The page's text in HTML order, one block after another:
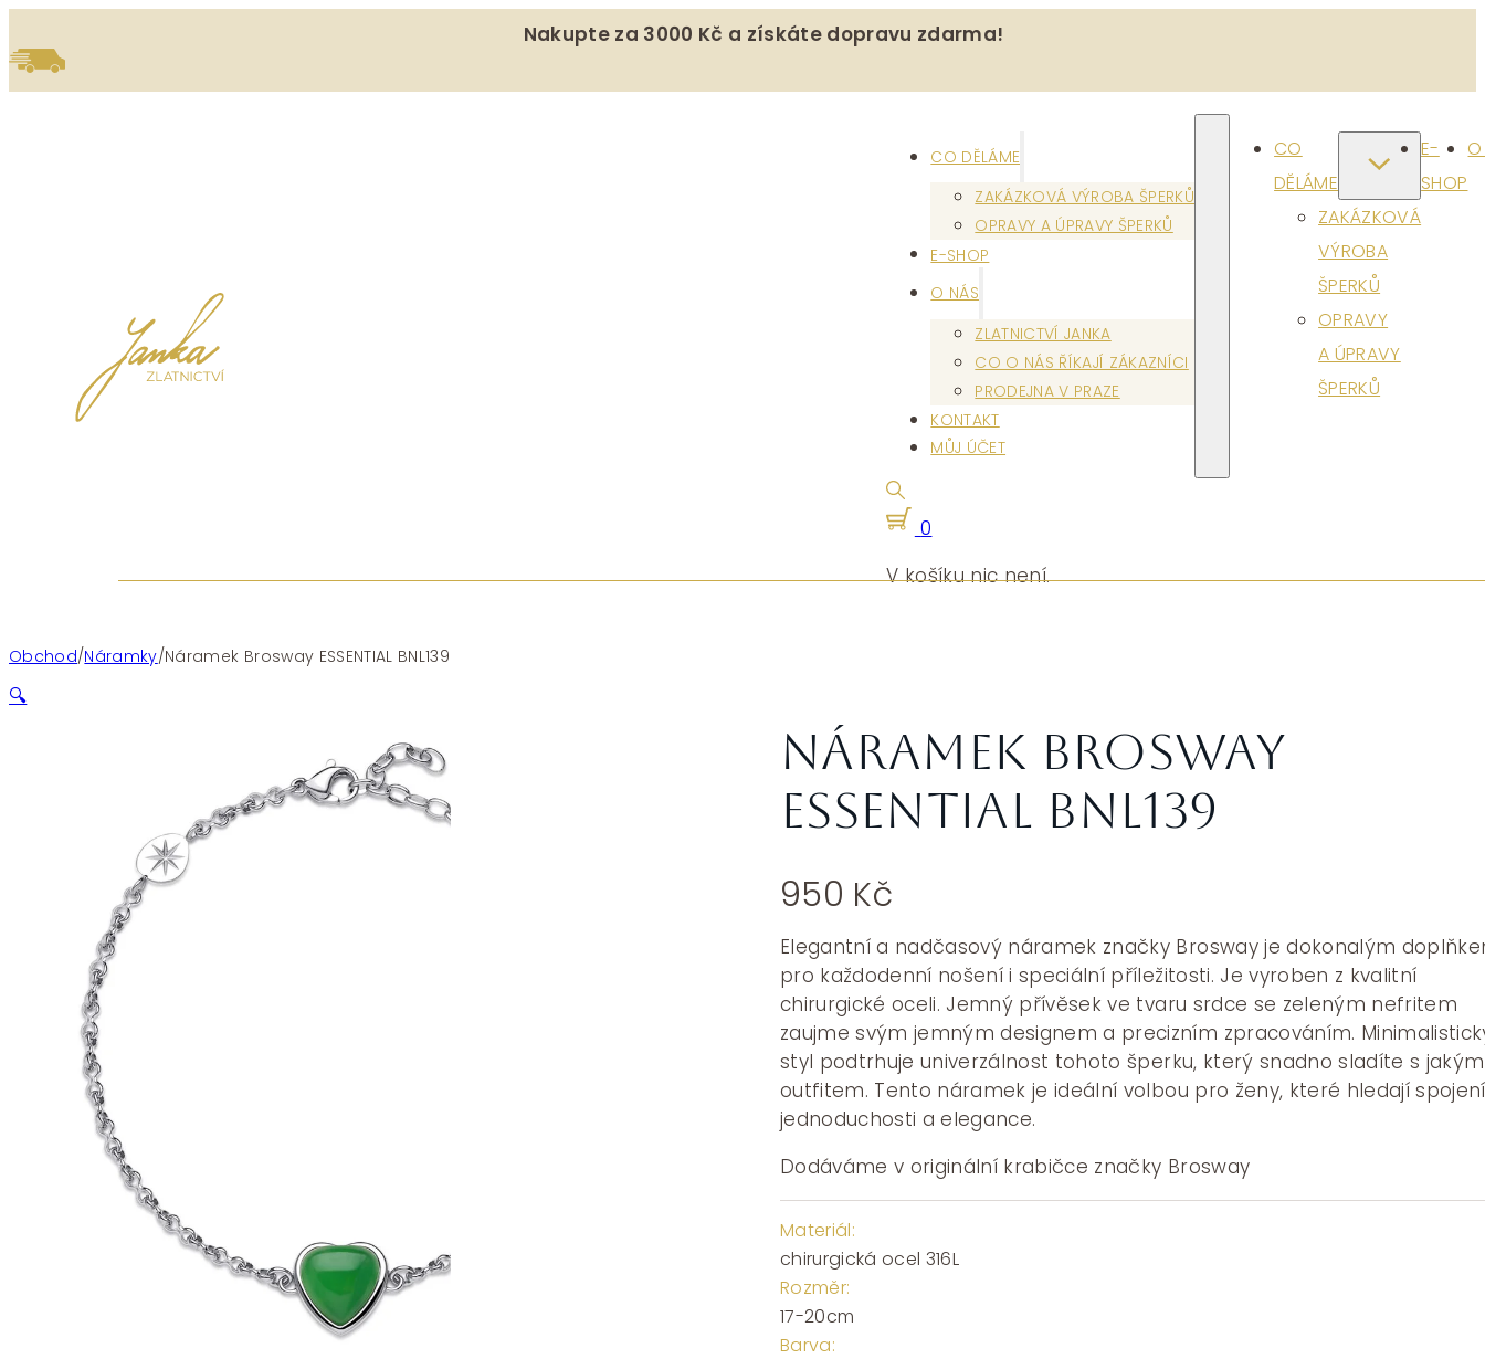
Nakupte za 3000 Kč a získáte dopravu zdarma!
CO DĚLÁME
ZAKÁZKOVÁ VÝROBA ŠPERKŮ
OPRAVY A ÚPRAVY ŠPERKŮ
E-SHOP
O NÁS
ZLATNICTVÍ JANKA
CO O NÁS ŘÍKAJÍ ZÁKAZNÍCI
PRODEJNA V PRAZE
KONTAKT
MŮJ ÚČET
CO
DĚLÁME
ZAKÁZKOVÁ
VÝROBA
ŠPERKŮ
OPRAVY
A ÚPRAVY
ŠPERKŮ
E-
SHOP
0
V košíku nic není.
Obchod/Náramky/Náramek Brosway ESSENTIAL BNL139
🔍
Náramek Brosway
ESSENTIAL BNL139
950 Kč
Elegantní a nadčasový náramek značky Brosway je dokonalým
pro každodenní nošení i speciální příležitosti. Je vyroben z kvalitní
chirurgické oceli. Jemný přívěsek ve tvaru srdce se zeleným nefritem
zaujme svým jemným designem a precizním zpracováním.
styl podtrhuje univerzálnost tohoto šperku, který snadno sladíte s
outfitem. Tento náramek je ideální volbou pro ženy, které hledají spojení
jednoduchosti a elegance.
Dodáváme v originální krabičce značky Brosway
Materiál:
chirurgická ocel 316L
Rozměr:
17-20cm
Barva: